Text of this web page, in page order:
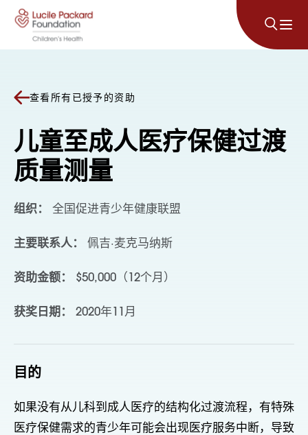
跳至内容
查看所有已授予的资助
儿童至成人医疗保健过渡
质量测量
组织： 全国促进青少年健康联盟
主要联系人： 佩吉·麦克马纳斯
资助金额： $50,000（12个月）
获奖日期： 2020年11月
目的
如果没有从儿科到成人医疗的结构化过渡流程，有特殊
医疗保健需求的青少年可能会出现医疗服务中断，导致